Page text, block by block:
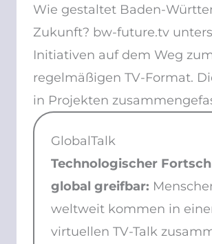
Wie gestaltet Baden-
Zukunft? bw-future.tv
Initiativen auf dem Weg
regelmäßigen TV-Format.
in Projekten
GlobalTalk
Technologischer
global greifbar:
weltweit kommen in
virtuellen TV-Talk